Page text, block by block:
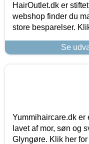
HairOutlet.dk er
webshop finder du
store besparelser.
Se
Yummihaircare.dk er
lavet af mor, søn og
Glyngøre. Klik her